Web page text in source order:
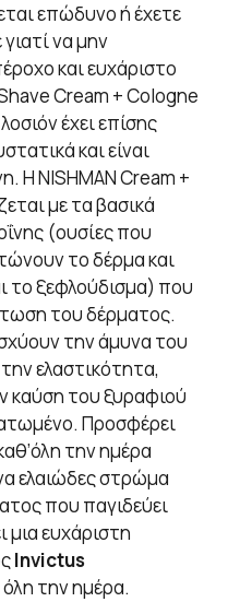
επώδυνο ή έχετε
να μην
και ευχάριστο
Cream + Cologne
έχει επίσης
και είναι
Η NISHMAN Cream +
με τα βασικά
(ουσίες που
το δέρμα και
το ξεφλούδισμα) που
του δέρματος.
την άμυνα του
ελαστικότητα,
καύση του ξυραφιού
Προσφέρει
την ημέρα
ελαιώδες στρώμα
που παγιδεύει
μια ευχάριστη
Invictus
την ημέρα.